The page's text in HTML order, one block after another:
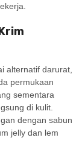
alternatif darurat,
permukaan
sementara
di kulit.
dengan sabun
jelly dan lem